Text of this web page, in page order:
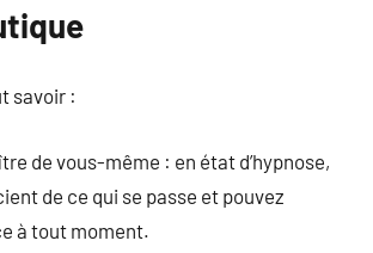
savoir :
de vous-même : en état d’hypnose,
de ce qui se passe et pouvez
à tout moment.